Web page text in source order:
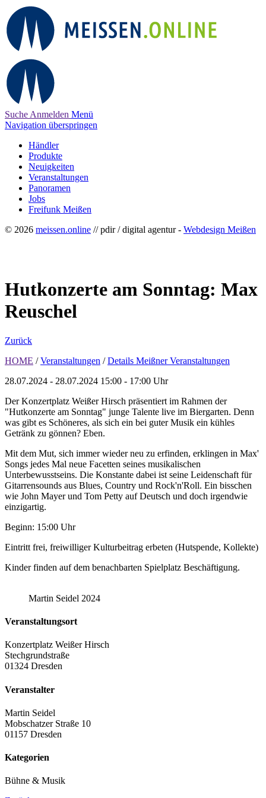
Suche Anmelden Menü
Navigation überspringen
Händler
Produkte
Neuigkeiten
Veranstaltungen
Panoramen
Jobs
Freifunk Meißen
© 2026 meissen.online // pdir / digital agentur - Webdesign Meißen
Hutkonzerte am Sonntag: Max
Reuschel
Zurück
HOME / Veranstaltungen / Details Meißner Veranstaltungen
28.07.2024 - 28.07.2024 15:00 - 17:00 Uhr
Der Konzertplatz Weißer Hirsch präsentiert im Rahmen der
"Hutkonzerte am Sonntag" junge Talente live im Biergarten. Denn
was gibt es Schöneres, als sich ein bei guter Musik ein kühles
Getränk zu gönnen? Eben.
Mit dem Mut, sich immer wieder neu zu erfinden, erklingen in Max'
Songs jedes Mal neue Facetten seines musikalischen
Unterbewusstseins. Die Konstante dabei ist seine Leidenschaft für
Gitarrensounds aus Blues, Country und Rock'n'Roll. Ein bisschen
wie John Mayer und Tom Petty auf Deutsch und doch irgendwie
einzigartig.
Beginn: 15:00 Uhr
Eintritt frei, freiwilliger Kulturbeitrag erbeten (Hutspende, Kollekte)
Kinder finden auf dem benachbarten Spielplatz Beschäftigung.
Martin Seidel 2024
Veranstaltungsort
Konzertplatz Weißer Hirsch
Stechgrundstraße
01324 Dresden
Veranstalter
Martin Seidel
Mobschatzer Straße 10
01157 Dresden
Kategorien
Bühne & Musik